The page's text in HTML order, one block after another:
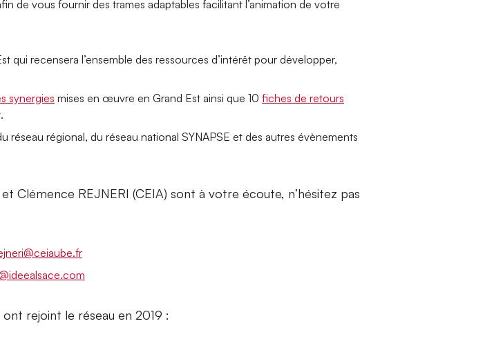
de vous fournir des trames adaptables facilitant l’animation de votre
qui recensera l’ensemble des ressources d’intérêt pour développer,
synergies mises en œuvre en Grand Est ainsi que 10 fiches de retours
réseau régional, du réseau national SYNAPSE et des autres évènements
Clémence REJNERI (CEIA) sont à votre écoute, n’hésitez pas
rejoint le réseau en 2019 :